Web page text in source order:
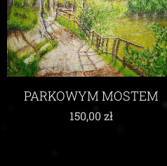
PARKOWYM MOSTEM
150,00zł